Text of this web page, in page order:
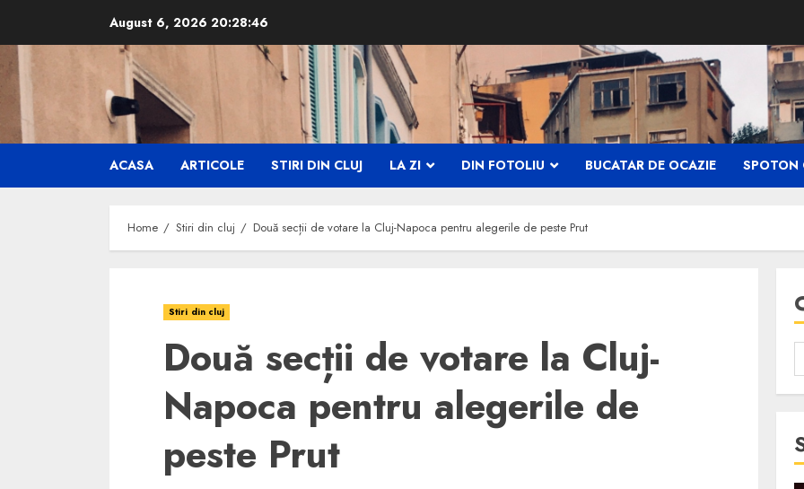
content
August 6, 2026 20:28:48
ACASA ARTICOLE STIRI DIN CLUJ LA ZI DIN FOTOLIU BUCATAR DE OCAZIE SPOTON
Home Stiri din cluj Două secții de votare la Cluj-Napoca pentru alegerile de peste Prut
Stiri din cluj
Două secții de votare la Cluj-
Napoca pentru alegerile de
peste Prut